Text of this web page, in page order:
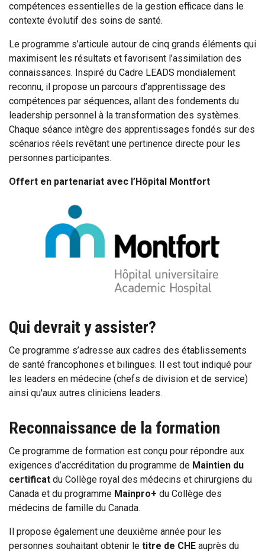
compétences essentielles de la gestion efficace dans le
contexte évolutif des soins de santé.
Le programme s’articule autour de cinq grands éléments qui
maximisent les résultats et favorisent l’assimilation des
connaissances. Inspiré du Cadre LEADS mondialement
reconnu, il propose un parcours d’apprentissage des
compétences par séquences, allant des fondements du
leadership personnel à la transformation des systèmes.
Chaque séance intègre des apprentissages fondés sur des
scénarios réels revêtant une pertinence directe pour les
personnes participantes.
Offert en partenariat avec l’Hôpital Montfort
Qui devrait y assister?
Ce programme s’adresse aux cadres des établissements
de santé francophones et bilingues. Il est tout indiqué pour
les leaders en médecine (chefs de division et de service)
ainsi qu'aux autres cliniciens leaders.
Reconnaissance de la formation
Ce programme de formation est conçu pour répondre aux
exigences d’accréditation du programme de Maintien du
certificat du Collège royal des médecins et chirurgiens du
Canada et du programme Mainpro+ du Collège des
médecins de famille du Canada.
Il propose également une deuxième année pour les
personnes souhaitant obtenir le titre de CHE auprès du